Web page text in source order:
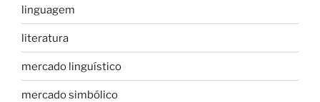
linguagem
literatura
mercado linguístico
mercado simbólico